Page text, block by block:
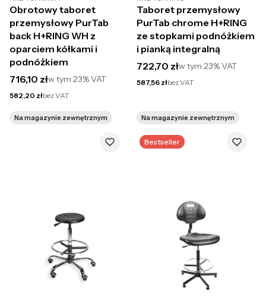
Obrotowy taboret
przemysłowy PurTab
back H+RING WH z
oparciem kółkami i
podnóżkiem
Cena brutto
716,10 złw tym 23%VAT
Cena netto
582,20 złbez VAT
Na magazynie zewnętrznym
Taboret przemysłowy
PurTab chrome H+RING
ze stopkami podnóżkiem
i pianką integralną
Cena brutto
722,70 złw tym23%VAT
Cena netto
587,56 złbez VAT
Na magazynie zewnętrznym
Bestseller